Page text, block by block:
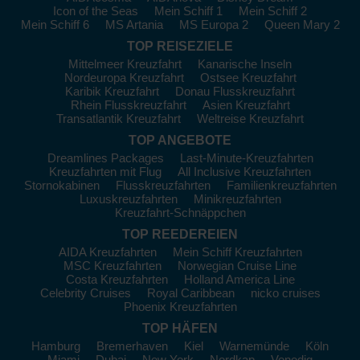
Besuchen Sie während Ihrer Kreuzfahrt einige der
beeindruckendsten Häfen Malaysias:
Port Kelang:Als Hauptanlaufstelle für Kuala Lumpur ist
Port Kelang ideal, um die Hauptstadt Malaysias mit ihren
ikonischen Sehenswürdigkeiten wie den Petronas Twin Towers
zu besuchen. Nutzen Sie den Tag, um die Stadt zu erkunden
oder machen Sie einen Abstecher zu den Batu-Höhlen, einer
beeindruckenden Tempelanlage in den Felsen.
Penang:Weltbekannt für ihre kulinarischen Köstlichkeiten,
bietet Penang nicht nur exzellentes Essen, sondern auch eine
reichhaltige Kultur und Geschichte. Probieren Sie lokale
Delikatessen, besuchen Sie den berühmten Street Art Trail in
und erkunden Sie den Kek Lok Si Tempel, einen
der größten buddhistischen Tempel Malasysias.
Langkawi:Diese traumhafte Insel ist bekannt für ihre
atemberaubenden Strände und die herrliche Natur. Bieten Sie
sich eine Seilbahnfahrt zum Gunung Mat Cincang für einen
spektakulären Blick auf die Umgebung und genießen Sie
entspannende Stunden an einem der vielen feinen Strände.
Icon of the Seas
Mein Schiff 1
Mein Schiff 2
Mein Schiff 6
MS Artania MS Europa 2
Queen Mary 2
TOP REISEZIELE
Mittelmeer Kreuzfahrt
Kanarische Inseln
Nordeuropa Kreuzfahrt
Ostsee Kreuzfahrt
Karibik Kreuzfahrt
Donau Flusskreuzfahrt
Rhein Flusskreuzfahrt
Asien Kreuzfahrt
Transatlantik Kreuzfahrt
Weltreise Kreuzfahrt
TOP ANGEBOTE
Dreamlines Packages
Last-Minute-Kreuzfahrten
Kreuzfahrten mit Flug
All Inclusive Kreuzfahrten
Stornokabinen
Flusskreuzfahrten
Familienkreuzfahrten
Luxuskreuzfahrten
Minikreuzfahrten
Kreuzfahrt-Schnäppchen
TOP REEDEREIEN
AIDA Kreuzfahrten
Mein Schiff Kreuzfahrten
MSC Kreuzfahrten
Norwegian Cruise Line
Costa Kreuzfahrten
Holland America Line
Celebrity Cruises
Royal Caribbean
nicko cruises
Phoenix Kreuzfahrten
TOP HÄFEN
Hamburg
Bremerhaven Kiel Warnemünde
Köln